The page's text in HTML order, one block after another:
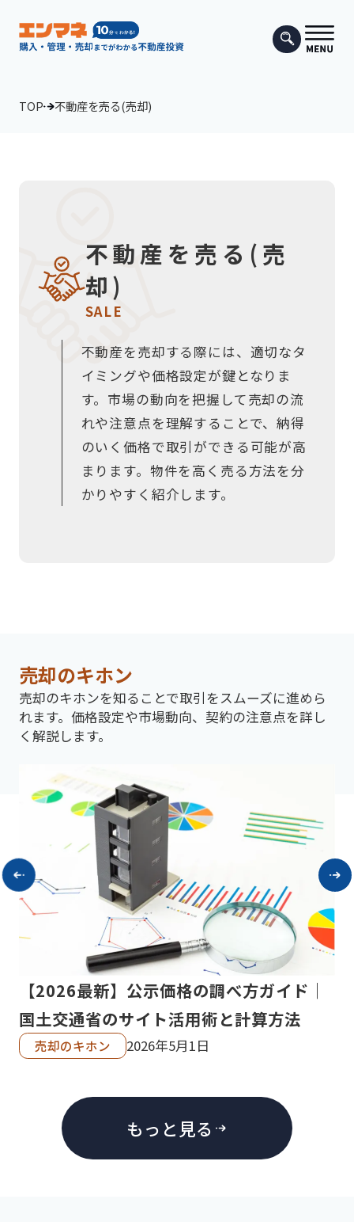
TOP 不動産を売る(売却)
不動産を売る(売
却)
SALE
不動産を売却する際には、適切なタ
イミングや価格設定が鍵となりま
す。市場の動向を把握して売却の流
れや注意点を理解することで、納得
のいく価格で取引ができる可能が高
まります。物件を高く売る方法を分
かりやすく紹介します。
売却のキホン
売却のキホンを知ることで取引をスムーズに進めら
れます。価格設定や市場動向、契約の注意点を詳し
く解説します。
【2026最新】公示価格の調べ方ガイド｜
国土交通省のサイト活用術と計算方法
売却のキホン 2026年5月1日
もっと見る